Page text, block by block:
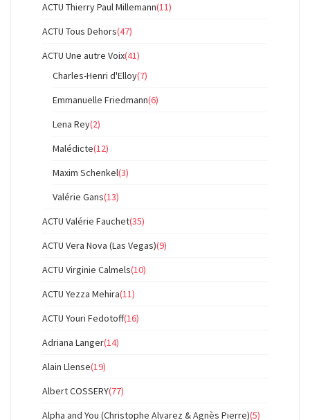
ACTU Thierry Paul Millemann(11)
ACTU Tous Dehors(47)
ACTU Une autre Voix(41)
Charles-Henri d'Elloy(7)
Emmanuelle Friedmann(6)
Lena Rey(2)
Malédicte(12)
Maxim Schenkel(3)
Valérie Gans(13)
ACTU Valérie Fauchet(35)
ACTU Vera Nova (Las Vegas)(9)
ACTU Virginie Calmels(10)
ACTU Yezza Mehira(11)
ACTU Youri Fedotoff(16)
Adriana Langer(14)
Alain Llense(19)
Albert COSSERY(77)
Alpha and You (Christophe Alvarez & Agnès Pierre)(5)